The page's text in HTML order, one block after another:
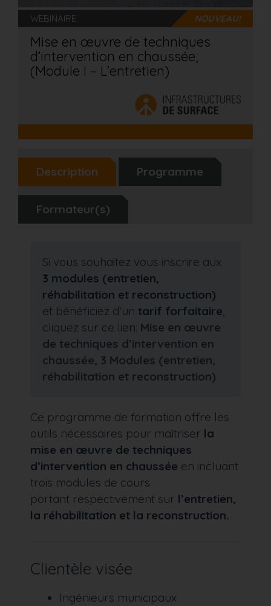
WEBINAIRE NOUVEAU!
Mise en œuvre de techniques
d’intervention en chaussée,
(Module I – L’entretien)
Description Programme
Formateur(s)
Si vous souhaitez vous inscrire aux
3 modules (entretien,
réhabilitation et reconstruction)
et bénéficiez d'un tarif forfaitaire,
cliquez sur ce lien: Mise en œuvre
de techniques d’intervention en
chaussée, 3 Modules (entretien,
réhabilitation et reconstruction)
Ce programme de formation offre les
outils nécessaires pour maîtriser la
mise en œuvre de techniques
d’intervention en chaussée en incluant
trois modules de cours
portant respectivement sur l’entretien,
la réhabilitation et la reconstruction.
Clientèle visée
Ingénieurs municipaux